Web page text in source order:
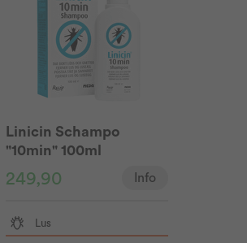
Linicin Schampo
"10min" 100ml
249,90 Info
Lus